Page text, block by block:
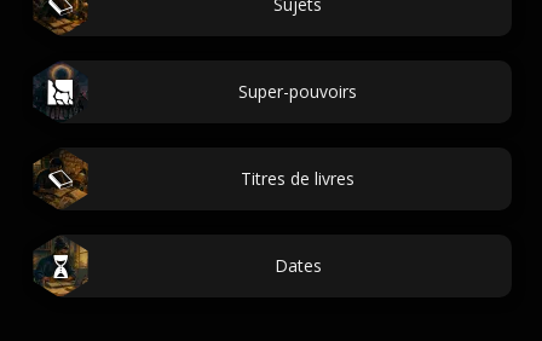
Super-pouvoirs
Titres de livres
Dates